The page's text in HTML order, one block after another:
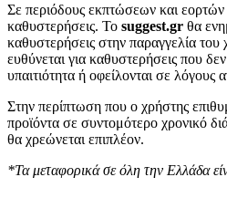
Σε περιόδους εκπτώσεων και εορτών
καθυστερήσεις. Το suggest.gr θα
καθυστερήσεις στην παραγγελία του
ευθύνεται για καθυστερήσεις που
υπαιτιότητα ή οφείλονται σε λόγους
Στην περίπτωση που ο χρήστης
προϊόντα σε συντομότερο χρονικό
θα χρεώνεται επιπλέον.
*Τα μεταφορικά σε όλη την Ελλάδα